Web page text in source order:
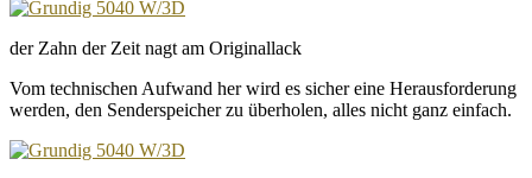
der Zahn der Zeit nagt am Originallack
Vom technischen Aufwand her wird es sicher eine Herausforderung
werden, den Senderspeicher zu überholen, alles nicht ganz einfach.